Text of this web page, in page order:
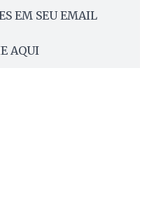
EM SEU EMAIL
AQUI